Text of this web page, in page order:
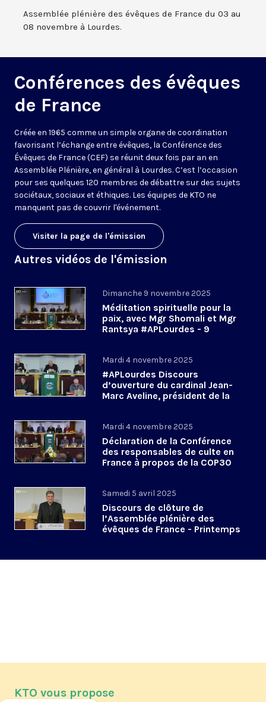
Assemblée plénière des évêques de France du 03 au
08 novembre à Lourdes.
Conférences des évêques
de France
Créée en 1965 comme un simple organe de coordination
favorisant l’échange entre évêques, la Conférence des
Évêques de France (CEF) se réunit deux fois par an en
Assemblée Plénière, en général à Lourdes. C’est l’occasion
pour ses quelques 120 membres de débattre sur des sujets
sociétaux, sociaux et éthiques. Les équipes de KTO ne
manquent pas de couvrir l'événement.
Visiter la page de l'émission
Autres vidéos de l'émission
Dimanche 9 novembre 2025
Méditation spirituelle pour la
paix, avec Mgr Shomali et Mgr
Rantsya #APLourdes - 9
Mardi 4 novembre 2025
#APLourdes Discours
d’ouverture du cardinal Jean-
Marc Aveline, président de la
Mardi 4 novembre 2025
Déclaration de la Conférence
des responsables de culte en
France à propos de la COP30
Samedi 5 avril 2025
Discours de clôture de
l’Assemblée plénière des
évêques de France - Printemps
KTO vous propose